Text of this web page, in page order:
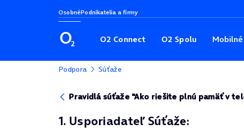
OsobnéPodnikatelia a firmy
O2 Connect O2 Spolu
Podpora Súťaže
Pravidlá súťaže "Ako riešite plnú pamäť v
1. Usporiadateľ Súťaže: